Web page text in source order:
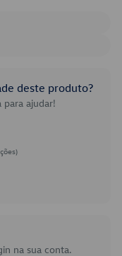
deste produto?
para ajudar!
na sua conta.